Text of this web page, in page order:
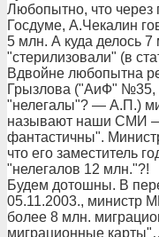
Любопытно, что через
Госдуме, А.Чекалин
5 млн. А куда делось
"стерилизовали" (в
Вдвойне любопытна
Грызлова ("АиФ" №35,
"нелегалы"? — А.П.)
называют наши СМИ
фантастичны".
что его заместитель
"нелегалов 12 млн."?!
Будем дотошны. В
05.11.2003., министр
более 8 млн.
миграционные